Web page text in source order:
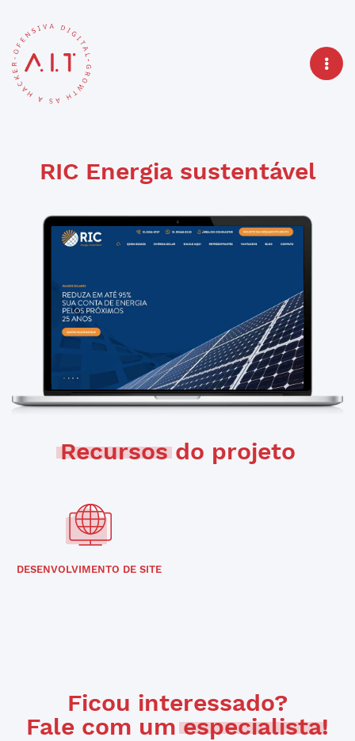
RIC Energia sustentável
Recursosdo projeto
DESENVOLVIMENTO DE SITE
Ficou interessado?
Fale com umespecialista!